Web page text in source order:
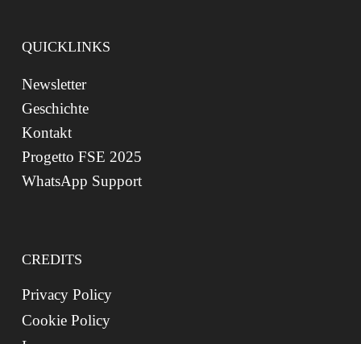
QUICKLINKS
Newsletter
Geschichte
Kontakt
Progetto FSE 2025
WhatsApp Support
CREDITS
Privacy Policy
Cookie Policy